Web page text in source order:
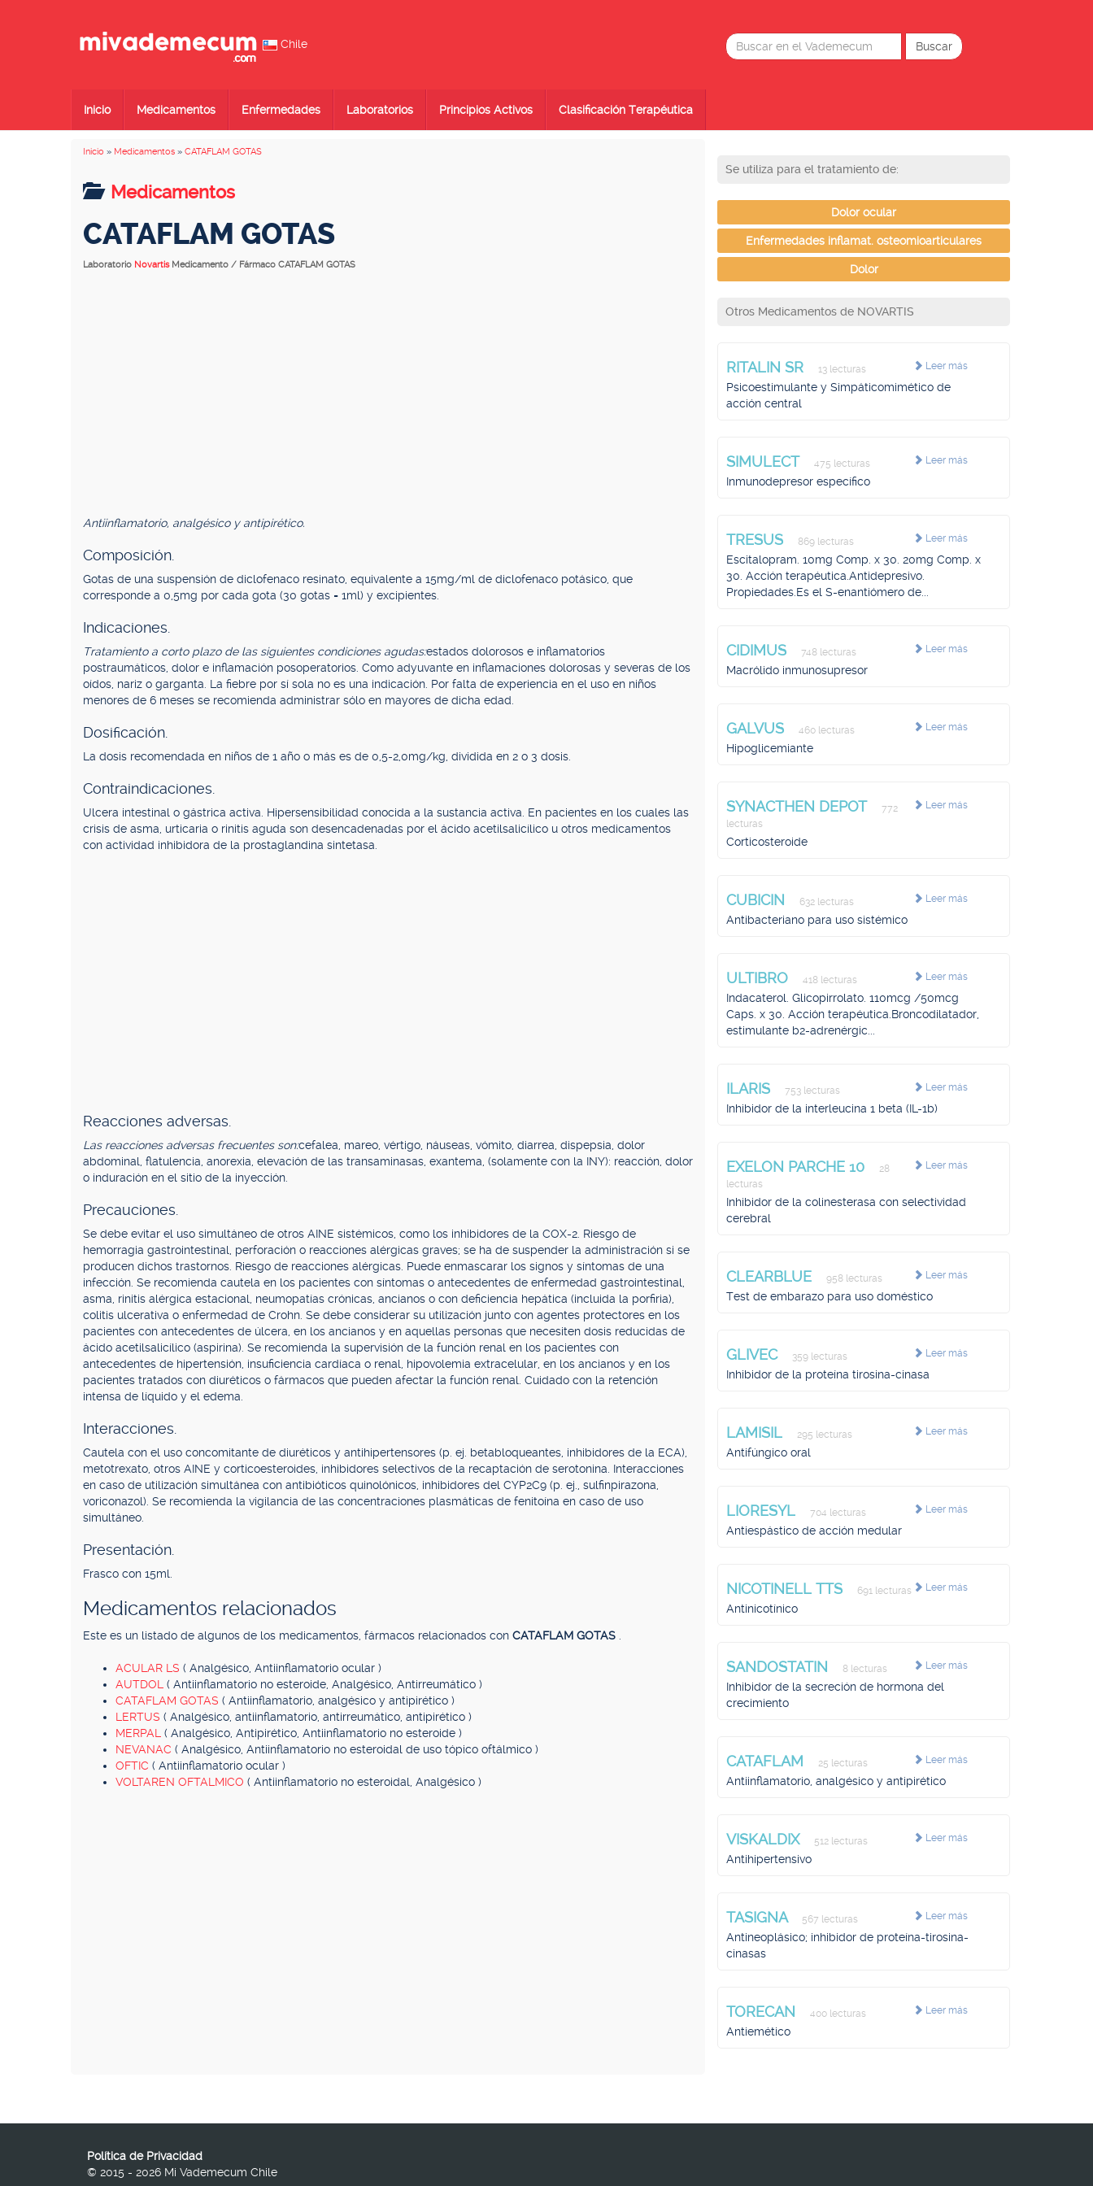
Chile
Inicio Medicamentos Enfermedades Laboratorios Principios Activos Clasificación Terapéutica
Inicio » Medicamentos » CATAFLAM GOTAS
Medicamentos
CATAFLAM GOTAS
Laboratorio Novartis Medicamento / Fármaco CATAFLAM GOTAS
Antiinflamatorio, analgésico y antipirético.
Composición.
Gotas de una suspensión de diclofenaco resinato, equivalente a 15mg/ml de diclofenaco potásico, que
corresponde a 0,5mg por cada gota (30 gotas = 1ml) y excipientes.
Indicaciones.
Tratamiento a corto plazo de las siguientes condiciones agudas:estados dolorosos e inflamatorios
postraumáticos, dolor e inflamación posoperatorios. Como adyuvante en inflamaciones dolorosas y severas de los
oídos, nariz o garganta. La fiebre por sí sola no es una indicación. Por falta de experiencia en el uso en niños
menores de 6 meses se recomienda administrar sólo en mayores de dicha edad.
Dosificación.
La dosis recomendada en niños de 1 año o más es de 0,5-2,0mg/kg, dividida en 2 o 3 dosis.
Contraindicaciones.
Ulcera intestinal o gástrica activa. Hipersensibilidad conocida a la sustancia activa. En pacientes en los cuales las
crisis de asma, urticaria o rinitis aguda son desencadenadas por el ácido acetilsalicílico u otros medicamentos
con actividad inhibidora de la prostaglandina sintetasa.
Reacciones adversas.
Las reacciones adversas frecuentes son:cefalea, mareo, vértigo, náuseas, vómito, diarrea, dispepsia, dolor
abdominal, flatulencia, anorexia, elevación de las transaminasas, exantema, (solamente con la INY): reacción, dolor
o induración en el sitio de la inyección.
Precauciones.
Se debe evitar el uso simultáneo de otros AINE sistémicos, como los inhibidores de la COX-2. Riesgo de
hemorragia gastrointestinal, perforación o reacciones alérgicas graves; se ha de suspender la administración si se
producen dichos trastornos. Riesgo de reacciones alérgicas. Puede enmascarar los signos y síntomas de una
infección. Se recomienda cautela en los pacientes con síntomas o antecedentes de enfermedad gastrointestinal,
asma, rinitis alérgica estacional, neumopatías crónicas, ancianos o con deficiencia hepática (incluida la porfiria),
colitis ulcerativa o enfermedad de Crohn. Se debe considerar su utilización junto con agentes protectores en los
pacientes con antecedentes de úlcera, en los ancianos y en aquellas personas que necesiten dosis reducidas de
ácido acetilsalicílico (aspirina). Se recomienda la supervisión de la función renal en los pacientes con
antecedentes de hipertensión, insuficiencia cardíaca o renal, hipovolemia extracelular, en los ancianos y en los
pacientes tratados con diuréticos o fármacos que pueden afectar la función renal. Cuidado con la retención
intensa de líquido y el edema.
Interacciones.
Cautela con el uso concomitante de diuréticos y antihipertensores (p. ej. betabloqueantes, inhibidores de la ECA),
metotrexato, otros AINE y corticoesteroides, inhibidores selectivos de la recaptación de serotonina. Interacciones
en caso de utilización simultánea con antibióticos quinolónicos, inhibidores del CYP2C9 (p. ej., sulfinpirazona,
voriconazol). Se recomienda la vigilancia de las concentraciones plasmáticas de fenitoína en caso de uso
simultáneo.
Presentación.
Frasco con 15ml.
Medicamentos relacionados
Este es un listado de algunos de los medicamentos, fármacos relacionados con CATAFLAM GOTAS
ACULAR LS ( Analgésico, Antiinflamatorio ocular )
AUTDOL ( Antiinflamatorio no esteroide, Analgésico, Antirreumático )
CATAFLAM GOTAS ( Antiinflamatorio, analgésico y antipirético )
LERTUS ( Analgésico, antiinflamatorio, antirreumático, antipirético )
MERPAL ( Analgésico, Antipirético, Antiinflamatorio no esteroide )
NEVANAC ( Analgésico, Antiinflamatorio no esteroidal de uso tópico oftálmico )
OFTIC ( Antiinflamatorio ocular )
VOLTAREN OFTALMICO ( Antiinflamatorio no esteroidal, Analgésico )
Se utiliza para el tratamiento de:
Dolor ocular
Enfermedades inflamat. osteomioarticulares
Dolor
Otros Medicamentos de NOVARTIS
Leer más
RITALIN SR 13 lecturas
Psicoestimulante y Simpáticomimético de
acción central
Leer más
SIMULECT 475 lecturas
Inmunodepresor específico
Leer más
TRESUS 869 lecturas
Escitalopram. 10mg Comp. x 30. 20mg Comp. x
30. Acción terapéutica.Antidepresivo.
Propiedades.Es el S-enantiómero de...
Leer más
CIDIMUS 748 lecturas
Macrólido inmunosupresor
Leer más
GALVUS 460 lecturas
Hipoglicemiante
Leer más
SYNACTHEN DEPOT
772
lecturas
Corticosteroide
Leer más
CUBICIN 632 lecturas
Antibacteriano para uso sistémico
Leer más
ULTIBRO 418 lecturas
Indacaterol. Glicopirrolato. 110mcg /50mcg
Caps. x 30. Acción terapéutica.Broncodilatador,
estimulante b2-adrenérgic...
Leer más
ILARIS 753 lecturas
Inhibidor de la interleucina 1 beta (IL-1b)
Leer más
EXELON PARCHE 10
28
lecturas
Inhibidor de la colinesterasa con selectividad
cerebral
Leer más
CLEARBLUE 958 lecturas
Test de embarazo para uso doméstico
Leer más
GLIVEC 359 lecturas
Inhibidor de la proteína tirosina-cinasa
Leer más
LAMISIL 295 lecturas
Antifúngico oral
Leer más
LIORESYL 704 lecturas
Antiespástico de acción medular
Leer más
NICOTINELL TTS 691 lecturas
Antinicotínico
Leer más
SANDOSTATIN 8 lecturas
Inhibidor de la secreción de hormona del
crecimiento
Leer más
CATAFLAM 25 lecturas
Antiinflamatorio, analgésico y antipirético
Leer más
VISKALDIX 512 lecturas
Antihipertensivo
Leer más
TASIGNA 567 lecturas
Antineoplásico; inhibidor de proteína-tirosina-
cinasas
Leer más
TORECAN 400 lecturas
Antiemético
Política de Privacidad
© 2015 - 2026 Mi Vademecum Chile